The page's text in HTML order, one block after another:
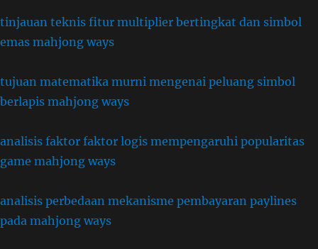
tinjauan teknis fitur multiplier bertingkat dan simbol
emas mahjong ways
tujuan matematika murni mengenai peluang simbol
berlapis mahjong ways
analisis faktor faktor logis mempengaruhi popularitas
game mahjong ways
analisis perbedaan mekanisme pembayaran paylines
pada mahjong ways